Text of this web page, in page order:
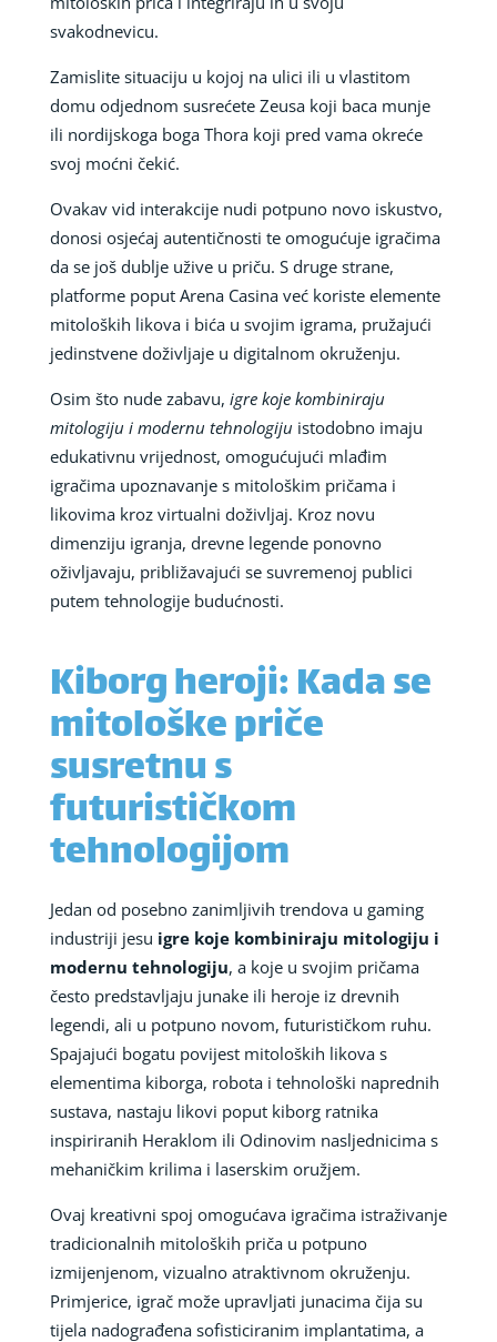
svakodnevicu.
Zamislite situaciju u kojoj na ulici ili u vlastitom
domu odjednom susrećete Zeusa koji baca munje
ili nordijskoga boga Thora koji pred vama okreće
svoj moćni čekić.
Ovakav vid interakcije nudi potpuno novo iskustvo,
donosi osjećaj autentičnosti te omogućuje igračima
da se još dublje užive u priču. S druge strane,
platforme poput Arena Casina već koriste elemente
mitoloških likova i bića u svojim igrama, pružajući
jedinstvene doživljaje u digitalnom okruženju.
Osim što nude zabavu, igre koje kombiniraju
mitologiju i modernu tehnologiju istodobno imaju
edukativnu vrijednost, omogućujući mlađim
igračima upoznavanje s mitološkim pričama i
likovima kroz virtualni doživljaj. Kroz novu
dimenziju igranja, drevne legende ponovno
oživljavaju, približavajući se suvremenoj publici
putem tehnologije budućnosti.
Kiborg heroji: Kada se
mitološke priče
susretnu s
futurističkom
tehnologijom
Jedan od posebno zanimljivih trendova u gaming
industriji jesu igre koje kombiniraju mitologiju i
modernu tehnologiju, a koje u svojim pričama
često predstavljaju junake ili heroje iz drevnih
legendi, ali u potpuno novom, futurističkom ruhu.
Spajajući bogatu povijest mitoloških likova s
elementima kiborga, robota i tehnološki naprednih
sustava, nastaju likovi poput kiborg ratnika
inspiriranih Heraklom ili Odinovim nasljednicima s
mehaničkim krilima i laserskim oružjem.
Ovaj kreativni spoj omogućava igračima istraživanje
tradicionalnih mitoloških priča u potpuno
izmijenjenom, vizualno atraktivnom okruženju.
Primjerice, igrač može upravljati junacima čija su
tijela nadograđena sofisticiranim implantatima, a